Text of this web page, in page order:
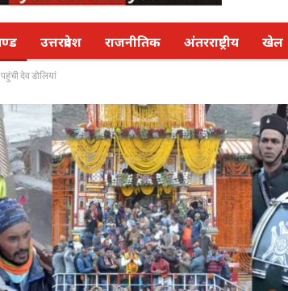
उत्तरप्रदेश राजनीतिक अंतरराष्ट्रीय खेल
देव डोलियां